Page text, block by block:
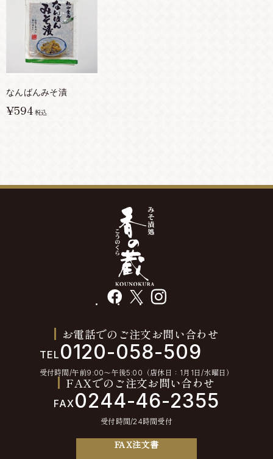
なんばんみそ漬
¥594 税込
facebook instagram
お電話でのご注文お問い合わせ
TEL 0120-058-509
受付時間/午前9:00〜午後5:00（店休日：1月1日/水曜日）
FAXでのご注文お問い合わせ
FAX0244-46-2355
受付時間/24時間受付
FAX注文書